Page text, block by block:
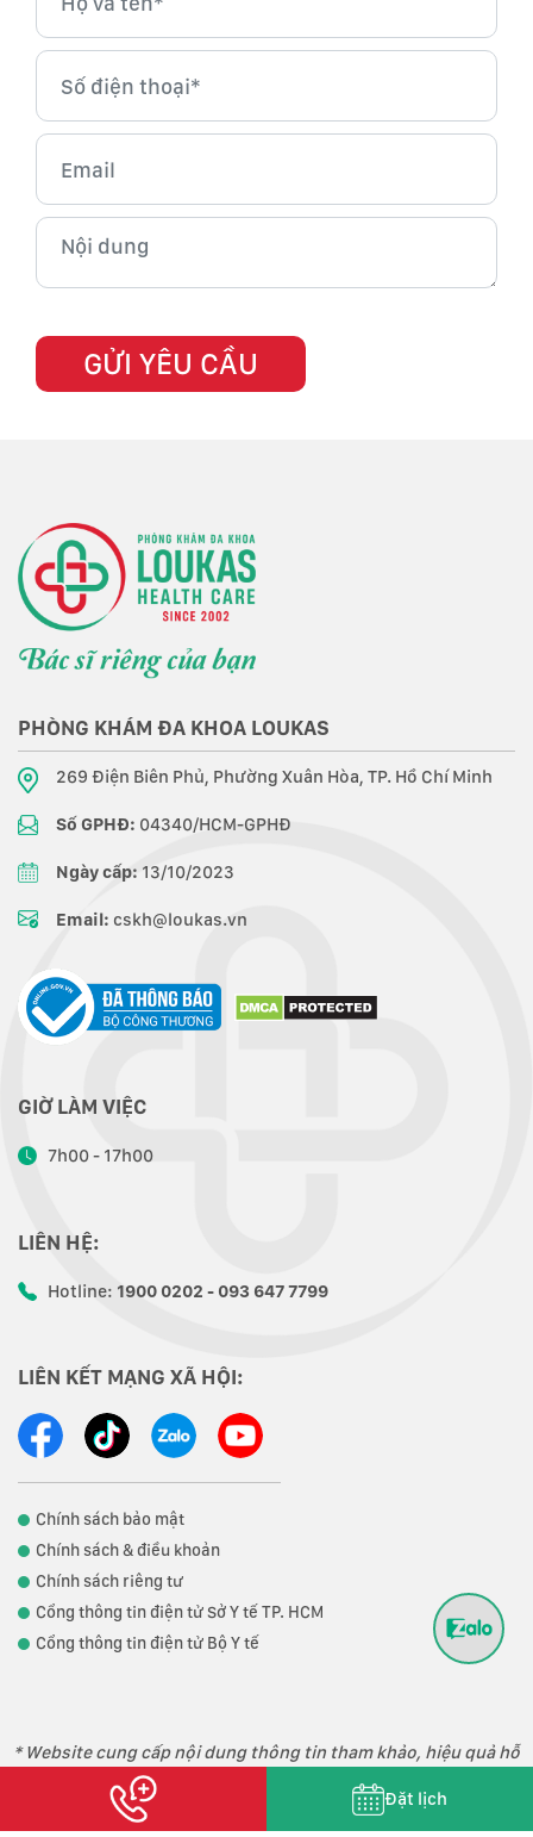
PHÒNG KHÁM ĐA KHOA LOUKAS
269 Điện Biên Phủ, Phường Xuân Hòa, TP. Hồ Chí Minh
Số GPHĐ: 04340/HCM-GPHĐ
Ngày cấp: 13/10/2023
Email: cskh@loukas.vn
GIỜ LÀM VIỆC
7h00 - 17h00
LIÊN HỆ:
Hotline: 1900 0202 - 093 647 7799
LIÊN KẾT MẠNG XÃ HỘI:
Chính sách bảo mật
Chính sách & điều khoản
Chính sách riêng tư
Cổng thông tin điện tử Sở Y tế TP. HCM
Cổng thông tin điện tử Bộ Y tế
* Website cung cấp nội dung thông tin tham khảo, hiệu quả hỗ
trợ điều trị phụ thuộc vào thể trạng từng người.
Copyright 2023 © Phòng khám Đa khoa Loukas
Đặt lịch